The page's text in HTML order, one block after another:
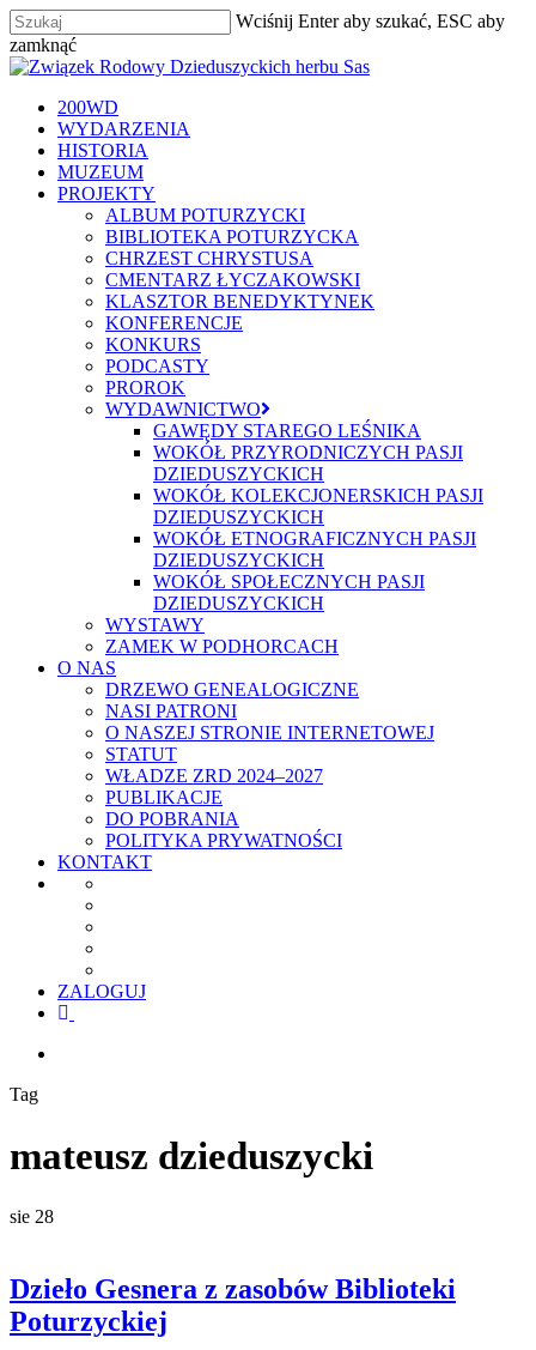
Skip
to
main
Wciśnij Enter aby szukać, ESC aby
zamknąć
Zamknij
szukaj
Menu
200WD
WYDARZENIA
HISTORIA
MUZEUM
PROJEKTY
ALBUM POTURZYCKI
BIBLIOTEKA POTURZYCKA
CHRZEST CHRYSTUSA
CMENTARZ ŁYCZAKOWSKI
KLASZTOR BENEDYKTYNEK
KONFERENCJE
KONKURS
PODCASTY
PROROK
WYDAWNICTWO
GAWĘDY STAREGO LEŚNIKA
WOKÓŁ PRZYRODNICZYCH PASJI
DZIEDUSZYCKICH
WOKÓŁ KOLEKCJONERSKICH PASJI
DZIEDUSZYCKICH
WOKÓŁ ETNOGRAFICZNYCH PASJI
DZIEDUSZYCKICH
WOKÓŁ SPOŁECZNYCH PASJI
DZIEDUSZYCKICH
WYSTAWY
ZAMEK W PODHORCACH
O NAS
DRZEWO GENEALOGICZNE
NASI PATRONI
O NASZEJ STRONIE INTERNETOWEJ
STATUT
WŁADZE ZRD 2024–2027
PUBLIKACJE
DO POBRANIA
POLITYKA PRYWATNOŚCI
KONTAKT
ZALOGUJ
facebook
Tag
mateusz dzieduszycki
sie 28
Dzieło Gesnera z zasobów Biblioteki
Poturzyckiej